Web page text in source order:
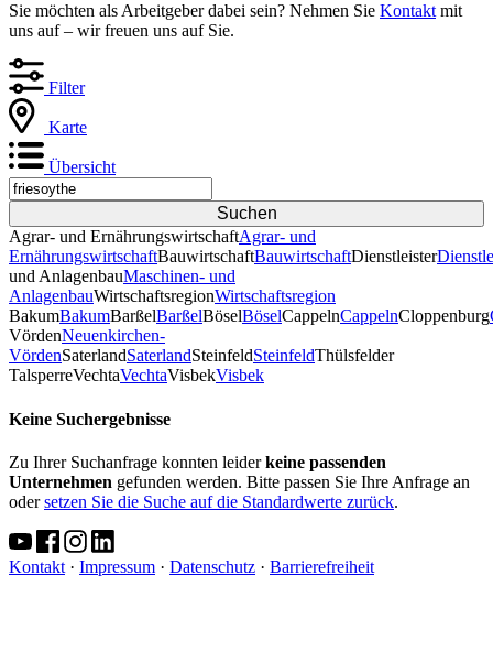
Sie möchten als Arbeitgeber dabei sein? Nehmen Sie Kontakt mit
uns auf – wir freuen uns auf Sie.
Filter
Karte
Übersicht
Agrar- und ErnährungswirtschaftAgrar- und
ErnährungswirtschaftBauwirtschaftBauwirtschaftDienstleister
und AnlagenbauMaschinen- und
AnlagenbauWirtschaftsregionWirtschaftsregion
BakumBakumBarßelBarßelBöselBöselCappelnCappelnCloppenburg
VördenNeuenkirchen-
VördenSaterlandSaterlandSteinfeldSteinfeldThülsfelder
TalsperreVechtaVechtaVisbekVisbek
Keine Suchergebnisse
Zu Ihrer Suchanfrage konnten leiderkeine passenden
Unternehmen gefunden werden. Bitte passen Sie Ihre Anfrage an
odersetzen Sie die Suche auf die Standardwerte zurück.
Kontakt · Impressum · Datenschutz · Barrierefreiheit